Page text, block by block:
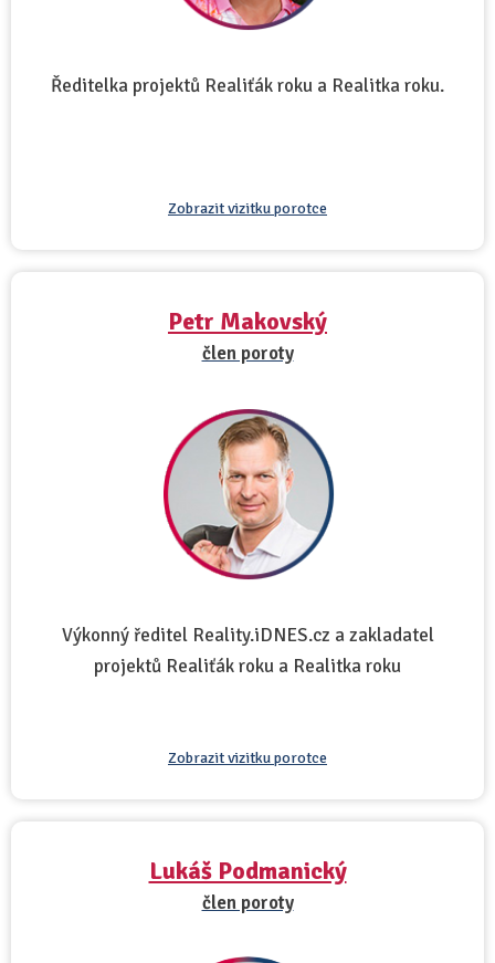
Ředitelka projektů Realiťák roku a Realitka roku.
Zobrazit vizitku porotce
Petr Makovský
člen poroty
Výkonný ředitel Reality.iDNES.cz a zakladatel
projektů Realiťák roku a Realitka roku
Zobrazit vizitku porotce
Lukáš Podmanický
člen poroty